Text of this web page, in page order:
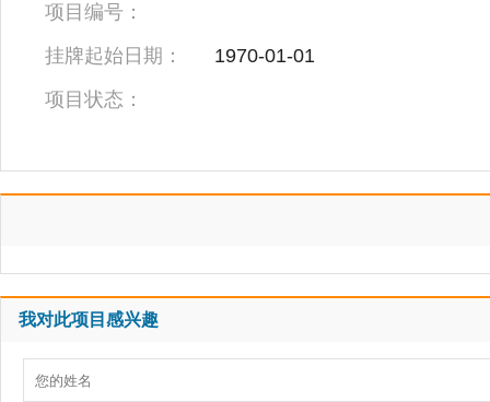
项目编号：
挂牌起始日期：
1970-01-01
项目状态：
我对此项目感兴趣